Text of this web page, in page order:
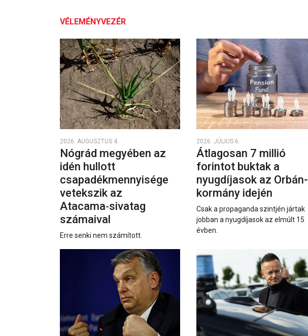
VÉLEMÉNYVEZÉR
2026. AUGUSZTUS 4.
Nógrád megyében az
idén hullott
csapadékmennyisége
vetekszik az
Atacama‑sivatag
számaival
Erre senki nem számított.
2026. JÚLIUS 6.
Átlagosan 7 millió
forintot buktak a
nyugdíjasok az Orbán-
kormány idején
Csak a propaganda szintjén jártak
jobban a nyugdíjasok az elmúlt 15
évben.